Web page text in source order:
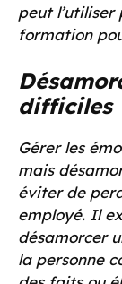
peut
formation
difficiles
Gérer les
mais
éviter de
employé. Il
désamorcer
la personne